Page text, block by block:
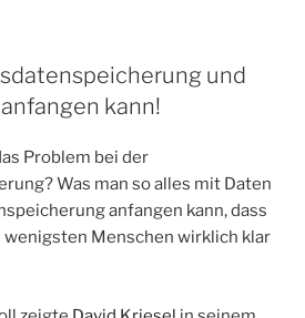
und
kann!
Problem bei der
Was man so alles mit Daten
anfangen kann, dass
Menschen wirklich klar